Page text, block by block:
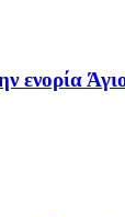
ενορία